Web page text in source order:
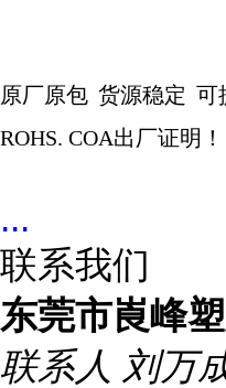
原厂原包 货源稳定 可
ROHS. COA出厂证明！
...
联系我们
东莞市崀峰
联系人 刘万